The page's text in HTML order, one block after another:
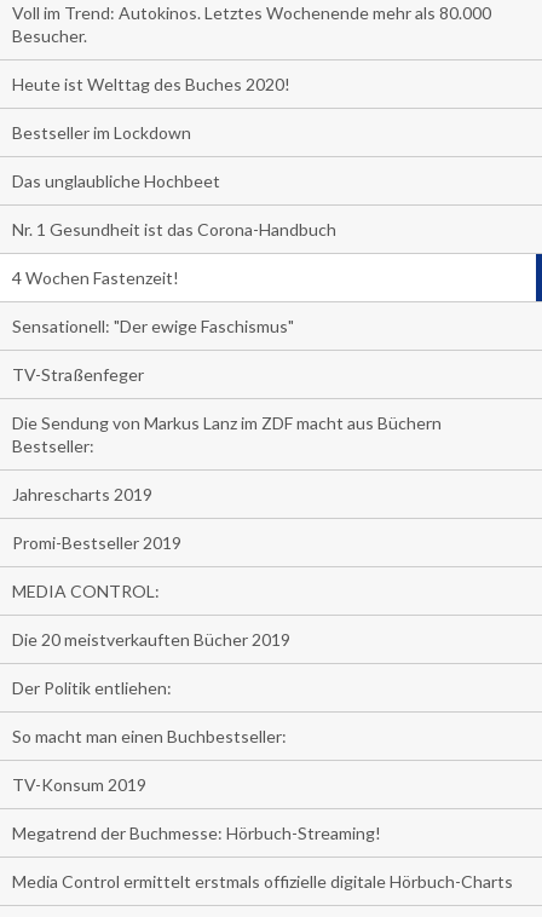
Voll im Trend: Autokinos. Letztes Wochenende mehr als 80.000
Besucher.
Heute ist Welttag des Buches 2020!
Bestseller im Lockdown
Das unglaubliche Hochbeet
Nr. 1 Gesundheit ist das Corona-Handbuch
4 Wochen Fastenzeit!
Sensationell: "Der ewige Faschismus"
TV-Straßenfeger
Die Sendung von Markus Lanz im ZDF macht aus Büchern
Bestseller:
Jahrescharts 2019
Promi-Bestseller 2019
MEDIA CONTROL:
Die 20 meistverkauften Bücher 2019
Der Politik entliehen:
So macht man einen Buchbestseller:
TV-Konsum 2019
Megatrend der Buchmesse: Hörbuch-Streaming!
Media Control ermittelt erstmals offizielle digitale Hörbuch-Charts